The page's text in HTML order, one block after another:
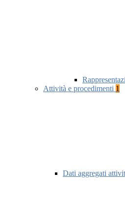
Attività e procedimenti 1
Dati aggregati